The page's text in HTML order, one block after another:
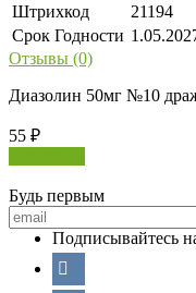
Штрихкод
21194
Срок Годности
Отзывы (0)
Диазолин 50мг №10
55 ₽
Будь первым
Подписывайтесь